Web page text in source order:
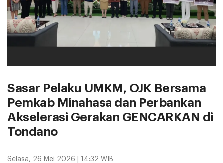
Sasar Pelaku UMKM, OJK Bersama
Pemkab Minahasa dan Perbankan
Akselerasi Gerakan GENCARKAN di
Tondano
Selasa, 26 Mei 2026 | 14:32 WIB